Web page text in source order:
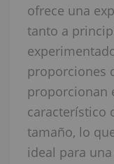
ofrece una
tanto a
proporciones
proporcionan
característico
tamaño, lo
ideal para